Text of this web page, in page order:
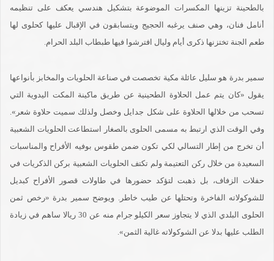
بالطحينة تزينها المكسرات الموضوعة بتشكيل هندسي يعكف على تنظيمه
أنامل فنان، وهي صنف يرغبه الحجيج ويتسابقون في الإقبال عليها كحلوى لها
طعم الجنة تختزنها ذكرى أيام وليال افترشوا فيها طبطاب البلد الحرام.
سمير بدرة هو سليل عائلة مكية تخصصت في صناعة الحلويات والمخابز بأنواعها
يقول «كان يتم عمل الحلاوة الطحينية عن طريق ماكينة المكت اليدوية التي
تسحب من خلالها الحلاوة على شكل جدايل وخصل ولذلك سميت حلاوة شعر».
وفي الوقت الذي ارتبط به مسمى الحلوى بالصغار استطاعت الحلويات الشعبية
أن تخرج من إطار التسالي لكي تكون ضمن طقوس بوفيه الأفراح والمناسبات
السعيدة من خلال ركن التعتيمة ولم تكتف الحلويات الشعبية بركن الذكريات في
حفلات الزفاف، بل ذهبت لتؤكد حضورها في طاولات قصور الأفراح كبديل
للشوكولاته الفاخرة وتحتلها عن طيب خاطر. ويوضح سمير بدرة «رخص ثمن
الحلوى البلدي الذي لا يتجاوز سعر الكيلو جرام منه عن 30 ريالا ساهم في زيادة
الطلب عليها بدلا عن الشوكولاته غالية الثمن».